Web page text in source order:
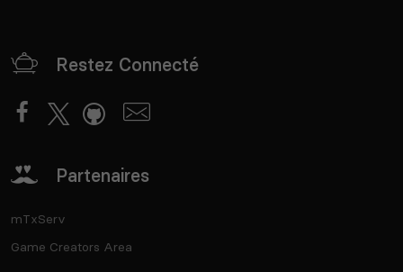
Restez Connecté
Partenaires
mTxServ
Game Creators Area